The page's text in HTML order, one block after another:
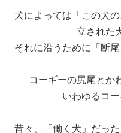
犬によっては「この犬
立された
それに沿うために「断
コーギーの尻尾とか
いわゆるコー
昔々、「働く犬」だっ